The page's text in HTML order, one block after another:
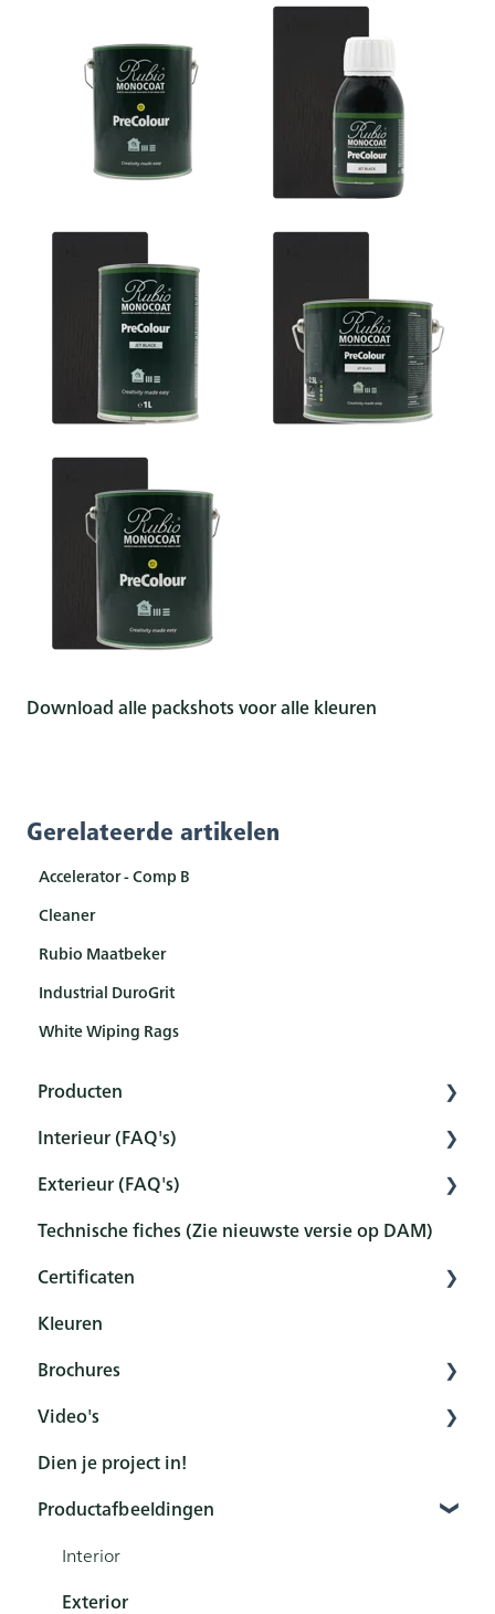
Download alle packshots voor alle kleuren
Gerelateerde artikelen
Accelerator - Comp B
Cleaner
Rubio Maatbeker
Industrial DuroGrit
White Wiping Rags
Producten
Interior
Exterior
Tools
Sets
Interieur (FAQ's)
Voorbereiding
Voorbehandeling
Bescherming
Onderhoud en reiniging
Nabehandeling
FAQ
Exterieur (FAQ's)
Voorbehandeling
Bescherming
Onderhoud en reiniging
FAQ
Technische fiches (Zie nieuwste versie op DAM)
Certificaten
Overzicht
Certificaten
Kleuren
Brochures
Algemeen
Product
Kleurenkaarten
Video's
Rubio Monocoat YouTubekanaal
How to - Interior bescherming
How to - Exterior bescherming
How to - Voorbehandelingen
Dien je project in!
Productafbeeldingen
Interior
Exterior